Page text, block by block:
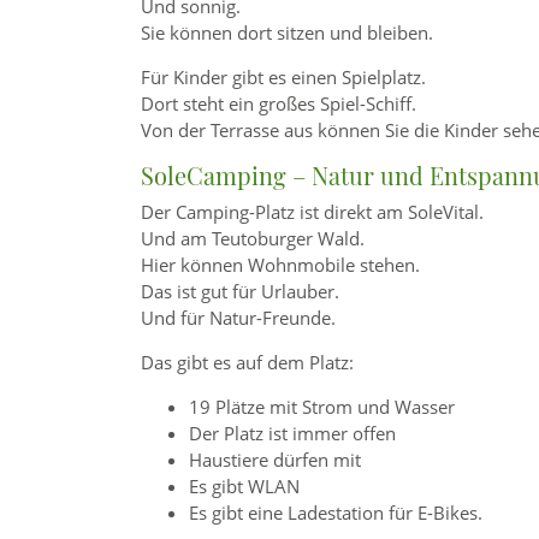
Und sonnig.
Sie können dort sitzen und bleiben.
Für Kinder gibt es einen Spielplatz.
Dort steht ein großes Spiel-Schiff.
Von der Terrasse aus können Sie die Kinder
SoleCamping – Natur und
Der Camping-Platz ist direkt am SoleVital.
Und am Teutoburger Wald.
Hier können Wohnmobile stehen.
Das ist gut für Urlauber.
Und für Natur-Freunde.
Das gibt es auf dem Platz:
19 Plätze mit Strom und Wasser
Der Platz ist immer offen
Haustiere dürfen mit
Es gibt WLAN
Es gibt eine Ladestation für E-Bikes.